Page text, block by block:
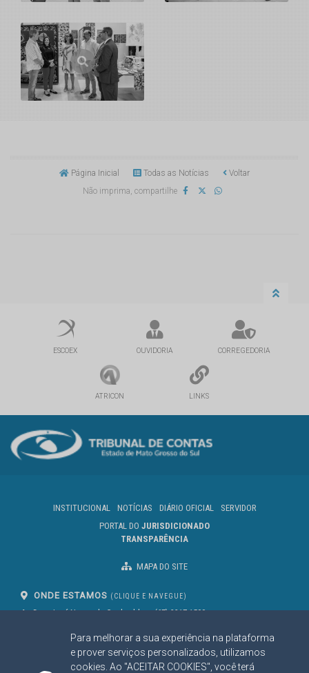
Para melhorar a sua experiência na plataforma
e prover serviços personalizados, utilizamos
cookies. Ao "ACEITAR COOKIES", você terá
Página Inicial Todas as Notícias
Voltar
Não imprima, compartilhe
ESCOEX OUVIDORIA CORREGEDORIA
ATRICON LINKS
INSTITUCIONAL NOTÍCIAS DIÁRIO OFICIAL
SERVIDOR
PORTAL DO JURISDICIONADO
TRANSPARÊNCIA
MAPA DO SITE
ONDE ESTAMOS (CLIQUE E NAVEGUE)
Av. Des. José Nunes da Cunha, bloco
Campo Grande/MS
CEP: 79031-310
(67) 3317-1500